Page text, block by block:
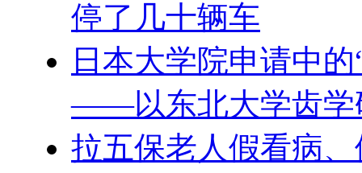
停了几十辆车
日本大学院申请中
——以东北大学齿学
拉五保老人假看病